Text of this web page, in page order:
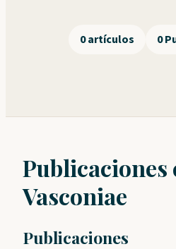
0 artículos 0
Publicaciones
Vasconiae
Publicaciones